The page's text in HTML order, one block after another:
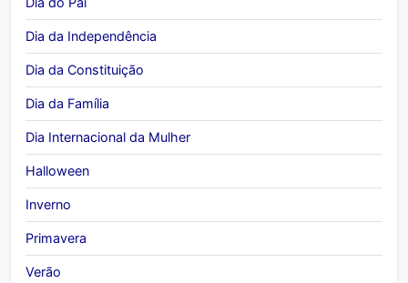
Dia da Independência
Dia da Constituição
Dia da Família
Dia Internacional da Mulher
Halloween
Inverno
Primavera
Verão